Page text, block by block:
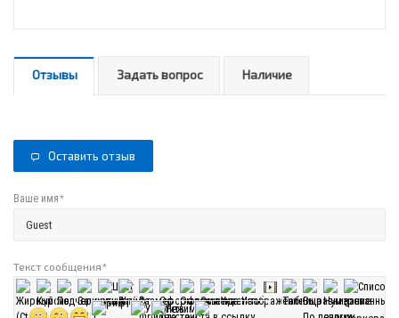
Отзывы Задать вопрос Наличие
Оставить отзыв
Ваше имя*
Текст сообщения*